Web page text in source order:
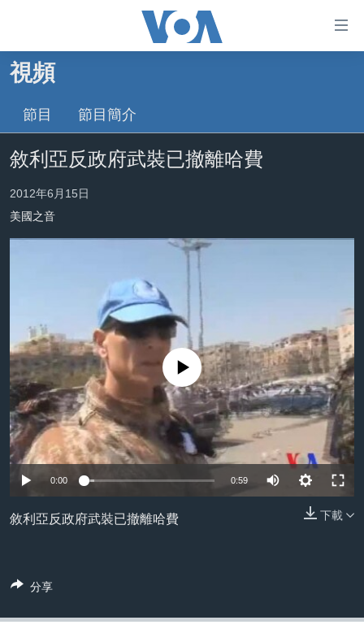
礙
鏈
轉
內
容
跳
轉
到
檢
索
主頁
美國大選2024
台灣
美中關係
中國
國際
經貿
視頻
每日視頻新聞
VOA 60秒 (國際)
美國專訊
YOUTUBE頻道
音頻
時事經緯
新聞音頻
港人港心
視頻
節目 節目簡介
敘利亞反政府武裝已撤離哈費
2012年6月15日
美國之音
No media source currently available
0:00 0:59
下載
敘利亞反政府武裝已撤離哈費
分享